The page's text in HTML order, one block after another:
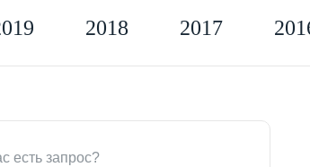
2018 2017
есть запрос?